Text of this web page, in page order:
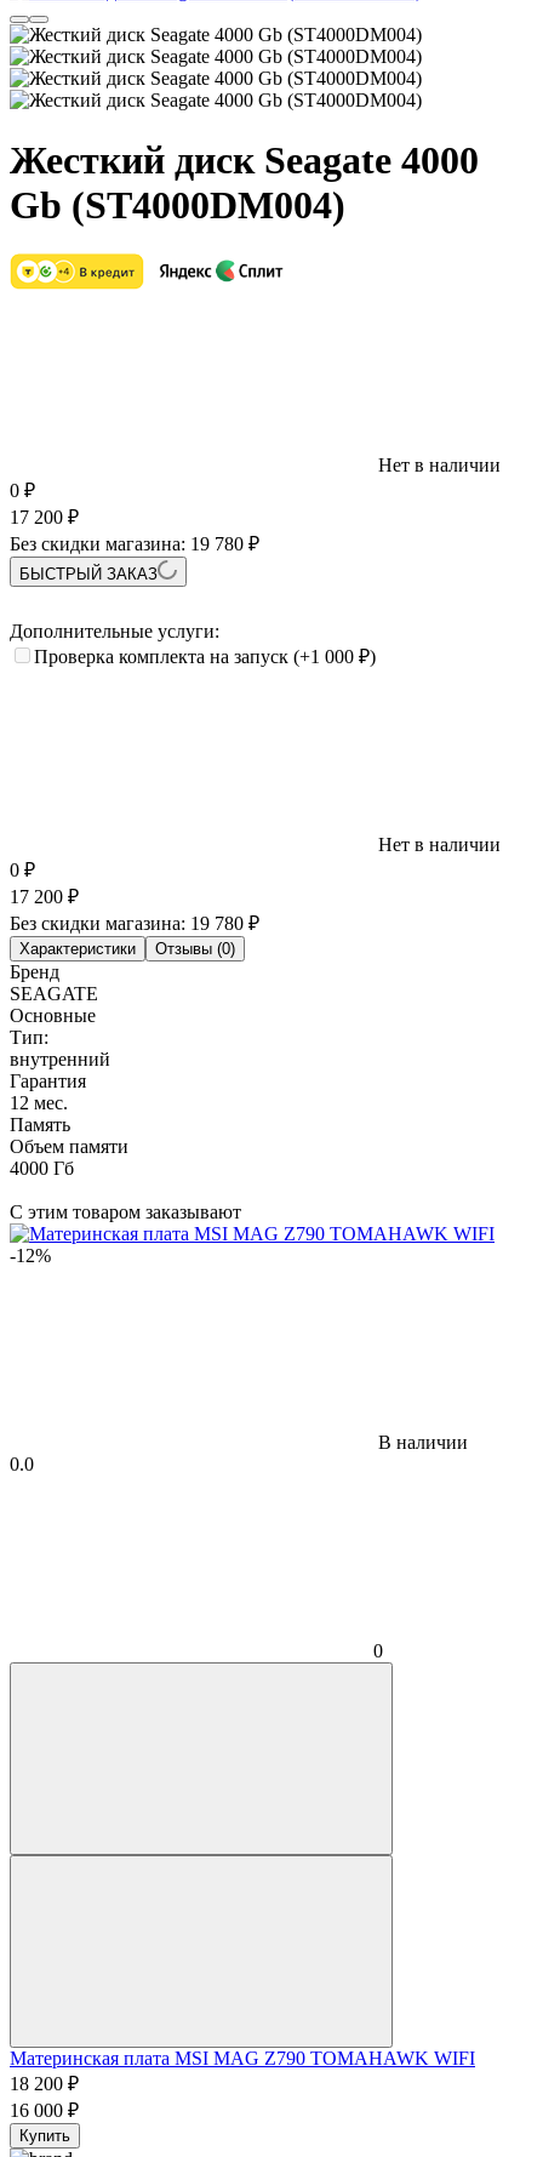
Жесткий диск Seagate 4000
Gb (ST4000DM004)
Нет в наличии
0 ₽
17 200 ₽
Без скидки магазина: 19 780 ₽
БЫСТРЫЙ ЗАКАЗ
Дополнительные услуги:
Проверка комплекта на запуск (+1 000 ₽)
Нет в наличии
0 ₽
17 200 ₽
Без скидки магазина: 19 780 ₽
Характеристики Отзывы (0)
Бренд
SEAGATE
Основные
Тип:
внутренний
Гарантия
12 мес.
Память
Объем памяти
4000 Гб
С этим товаром заказывают
-12%
В наличии
0.0
0
Материнская плата MSI MAG Z790 TOMAHAWK WIFI
18 200 ₽
16 000 ₽
Купить